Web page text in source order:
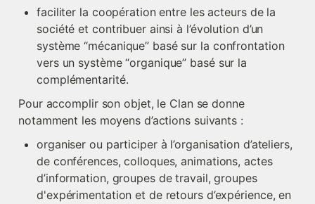
faciliter la coopération entre les acteurs de la
société et contribuer ainsi à l’évolution d’un
système “mécanique” basé sur la confrontation
vers un système “organique” basé sur la
complémentarité.
Pour accomplir son objet, le Clan se donne
notamment les moyens d’actions suivants :
organiser ou participer à l’organisation d’ateliers,
de conférences, colloques, animations, actes
d’information, groupes de travail, groupes
d'expérimentation et de retours d’expérience, en